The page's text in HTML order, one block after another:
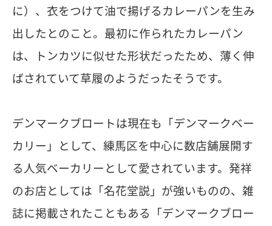
に）、衣をつけて油で揚げるカレーパンを生み
出したとのこと。最初に作られたカレーパン
は、トンカツに似せた形状だったため、薄く伸
ばされていて草履のようだったそうです。
デンマークブロートは現在も「デンマークベー
カリー」として、練馬区を中心に数店舗展開す
る人気ベーカリーとして愛されています。発祥
のお店としては「名花堂説」が強いものの、雑
誌に掲載されたこともある「デンマークブロー